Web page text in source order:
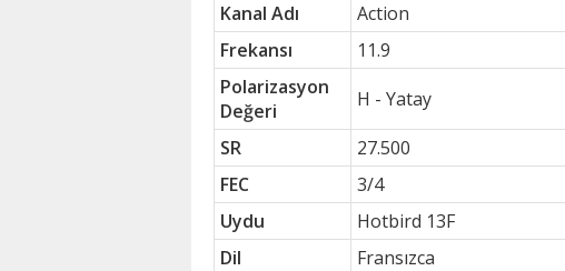
Kanal Adı
Action
Frekansı
11.9
Polarizasyon
Değeri
H - Yatay
SR
27.500
FEC
3/4
Uydu
Hotbird 13F
Dil
Fransızca